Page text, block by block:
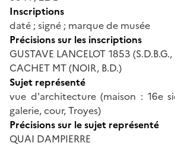
Inscriptions
daté ; signé ; marque de musée
Précisions sur les inscriptions
GUSTAVE LANCELOT 1853
CACHET MT (NOIR, B.D.)
Sujet représenté
vue d'architecture (maison : 16e
galerie, cour, Troyes)
Précisions sur le sujet représenté
QUAI DAMPIERRE